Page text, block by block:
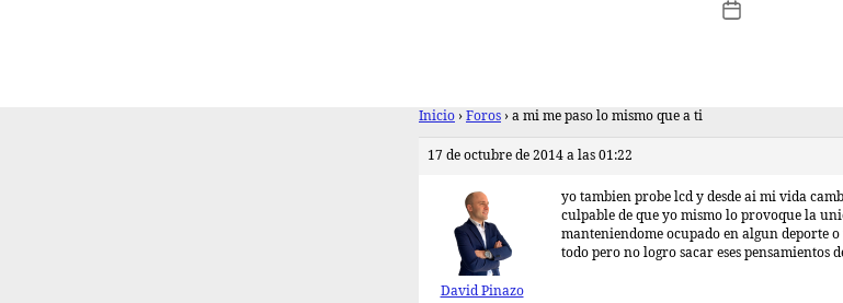
Inicio › Foros › a mi me paso lo mismo que a ti
17 de octubre de 2014 a las 01:22
David Pinazo
yo tambien probe lcd y desde ai mi vida
culpable de que yo mismo lo provoque la
manteniendome ocupado en algun deporte
todo pero no logro sacar eses pensamientos